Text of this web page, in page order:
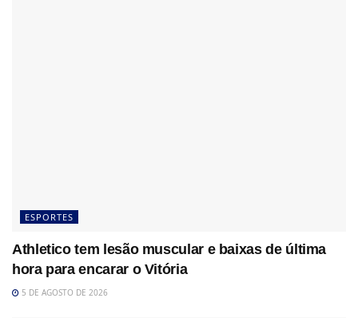
ESPORTES
Athletico tem lesão muscular e baixas de última
hora para encarar o Vitória
5 DE AGOSTO DE 2026